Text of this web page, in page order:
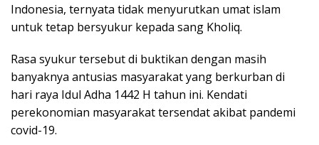
Indonesia, ternyata tidak menyurutkan umat islam
untuk tetap bersyukur kepada sang Kholiq.
Rasa syukur tersebut di buktikan dengan masih
banyaknya antusias masyarakat yang berkurban di
hari raya Idul Adha 1442 H tahun ini. Kendati
perekonomian masyarakat tersendat akibat pandemi
covid-19.